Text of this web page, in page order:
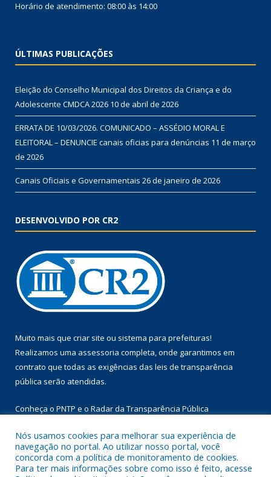
Horário de atendimento: 08:00 às 14:00
ÚLTIMAS PUBLICAÇÕES
Eleição do Conselho Municipal dos Direitos da Criança e do
Adolescente CMDCA 2026 10 de abril de 2026
ERRATA DE 10/03/2026. COMUNICADO – ASSÉDIO MORAL E
ELEITORAL – DENUNCIE canais oficias para denúncias 11 de março
de 2026
Canais Oficiais e Governamentais 26 de janeiro de 2026
DESENVOLVIDO POR CR2
Muito mais que criar site ou sistema para prefeituras!
Realizamos uma assessoria completa, onde garantimos em
contrato que todas as exigências das leis de transparência
pública serão atendidas.
Conheça o PNTP e o Radar da Transparência Pública
Todos os direitos reservados a Prefeitura Municipal de Floresta
Nós usamos cookies para melhorar sua experiência de
navegação no portal. Ao utilizar nosso portal, você
concorda com a política de monitoramento de cookies.
Para ter mais informações sobre como isso é feito, acesse